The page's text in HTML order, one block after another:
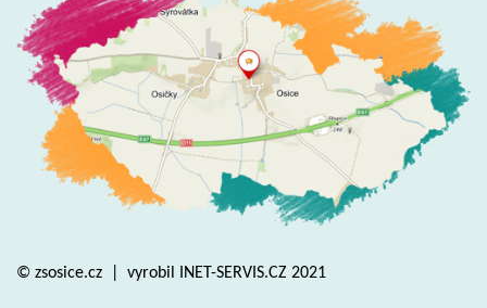
© zsosice.cz vyrobil INET-SERVIS.CZ 2021